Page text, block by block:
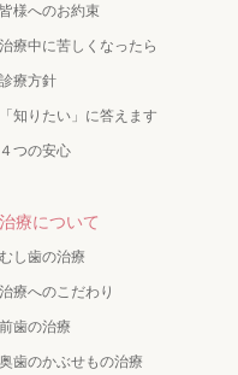
皆様へのお約束
治療中に苦しくなったら
診療方針
「知りたい」に答えます
４つの安心
治療について
むし歯の治療
治療へのこだわり
前歯の治療
奥歯のかぶせもの治療